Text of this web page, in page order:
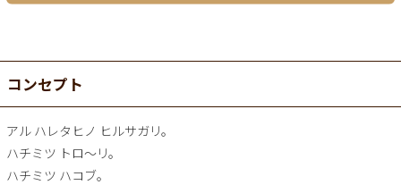
コンセプト
アル ハレタヒノ ヒルサガリ。
ハチミツ トロ～リ。
ハチミツ ハコブ。